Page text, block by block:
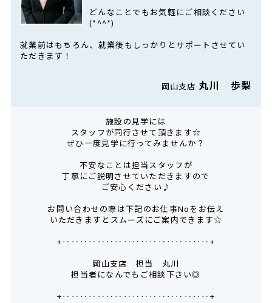
どんなことでもお気軽にご相談ください
(*^^*)
就業前はもちろん、就業後もしっかりとサポートさせてい
ただきます！
岡山支店 丸川 歩梨
施設の見学には
スタッフが同行させて頂きます☆
ぜひ一度見学に行ってみませんか？
不安なことは担当スタッフが
丁寧にご説明させていただきますので
ご安心ください♪
お問い合わせの際は下記のお仕事Noをお伝え
いただきますとスムーズにご案内できます☆
+‥‥‥‥‥‥‥‥‥‥‥‥‥‥‥‥‥+
岡山支店 担当 丸川
担当者になんでもご相談下さい◎
+‥‥‥‥‥‥‥‥‥‥‥‥‥‥‥‥‥+